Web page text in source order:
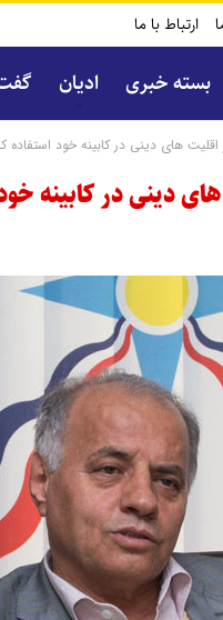
ارتباط با ما
بسته خبری ادیان
های دینی در کابینه خود استفاده
دینی در کابینه